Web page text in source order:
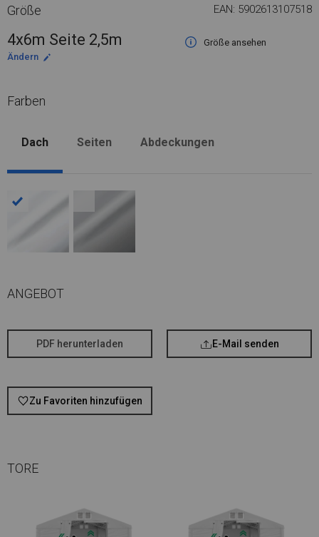
Größe EAN: 5902613107518
4x6m Seite 2,5m
Größe ansehen
Ändern
Farben
Dach Seiten Abdeckungen
ANGEBOT
PDF herunterladen E-Mail senden
Zu Favoriten hinzufügen
TORE